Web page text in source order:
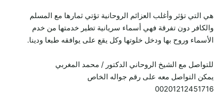
هي التي تؤثر وأغلب العزائم الروحانية تؤتي ثمارها مع المسلم
والكافر دون تفرقة فهي أسماء سريانية تطير خدمتها من خدم
الأسماء وروح بها ودخل خلوتها وكل يقع على يوافقه طبعا ودينا.
للتواصل مع الشيخ الروحاني الدكتور / محمد المغربي
يمكن التواصل معه على رقم جواله الخاص
00201212451716